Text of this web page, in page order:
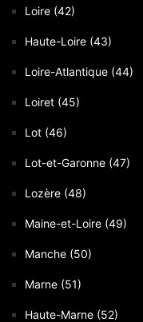
Loire (42)
Haute-Loire (43)
Loire-Atlantique (44)
Loiret (45)
Lot (46)
Lot-et-Garonne (47)
Lozère (48)
Maine-et-Loire (49)
Manche (50)
Marne (51)
Haute-Marne (52)